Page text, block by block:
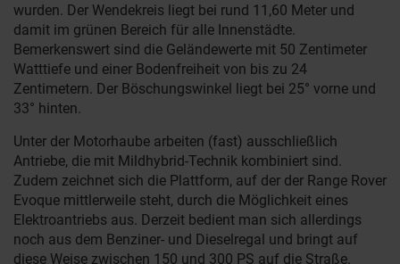
wurden. Der Wendekreis liegt bei rund 11,60 Meter und
damit im grünen Bereich für alle Innenstädte.
Bemerkenswert sind die Geländewerte mit 50 Zentimeter
Watttiefe und einer Bodenfreiheit von bis zu 24
Zentimetern. Der Böschungswinkel liegt bei 25° vorne und
33° hinten.
Unter der Motorhaube arbeiten (fast) ausschließlich
Antriebe, die mit Mildhybrid-Technik kombiniert sind.
Zudem zeichnet sich die Plattform, auf der der Range Rover
Evoque mittlerweile steht, durch die Möglichkeit eines
Elektroantriebs aus. Derzeit bedient man sich allerdings
noch aus dem Benziner- und Dieselregal und bringt auf
diese Weise zwischen 150 und 300 PS auf die Straße.